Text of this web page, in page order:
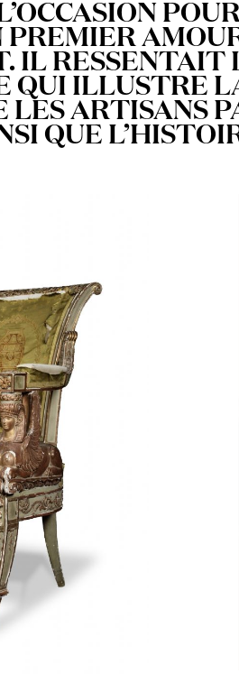
PREMIER
IL RESSENTAIT
QUI ILLUSTRE
LES ARTISANS
QUE